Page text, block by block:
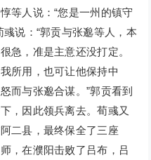
等人说：“您是一州的镇守
说：“郭贡与张邈等人，本
急，准是主意还没打定。
所用，也可让他保持中
而与张邈合谋。”郭贡看到
，因此领兵离去。荀彧又
二县，最终保全了三座
，在濮阳击败了吕布，吕